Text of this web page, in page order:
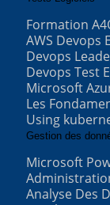
Formation
AWS Devops
Devops
Devops Test
Microsoft
Les
Using
Gestion des
Microsoft
Analyse Des